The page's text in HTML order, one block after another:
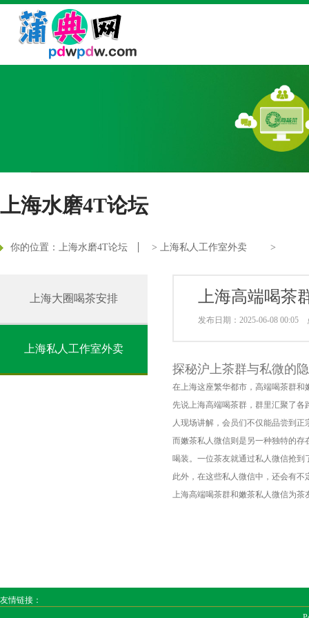
上海水磨4T论坛
你的位置： 上海水磨4T论坛 > 上海私人工作室外卖 >
上海大圈喝茶安排
上海私人工作室外卖
上海高端喝茶
发布日期：2025-06-08 00:05
探秘沪上茶群与私微的
在上海这座繁华都市，高端喝茶群
先说上海高端喝茶群，群里汇聚了
人现场讲解，会员们不仅能品尝到
而嫩茶私人微信则是另一种独特的
喝装。一位茶友就通过私人微信抢
此外，在这些私人微信中，还会有
上海高端喝茶群和嫩茶私人微信为
友情链接：